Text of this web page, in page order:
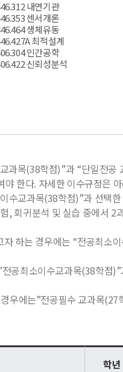
내연기관
센서개론
생체유동
최적설계
인간공학
신뢰성분석
목(38학점)”과 “단일전
한다. 자세한 이수규정은
교과목(38학점)”과 선택
회귀분석 및 실습 중에서 2
하는 경우에는 “전공최소
최소이수교과목(38학점
에는”전공필수 교과목
학년